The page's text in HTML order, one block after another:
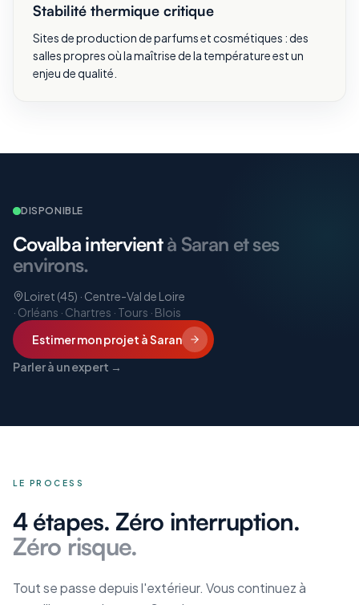
Stabilité thermique critique
Sites de production de parfums et cosmétiques : des
salles propres où la maîtrise de la température est un
enjeu de qualité.
DISPONIBLE
Covalba intervientà Saran et ses
environs.
Loiret (45) · Centre-Val de Loire
· Orléans · Chartres · Tours · Blois
Estimer mon projet à Saran
Parler à un expert →
LE PROCESS
4 étapes. Zéro interruption.
Zéro risque.
Tout se passe depuis l'extérieur. Vous continuez à